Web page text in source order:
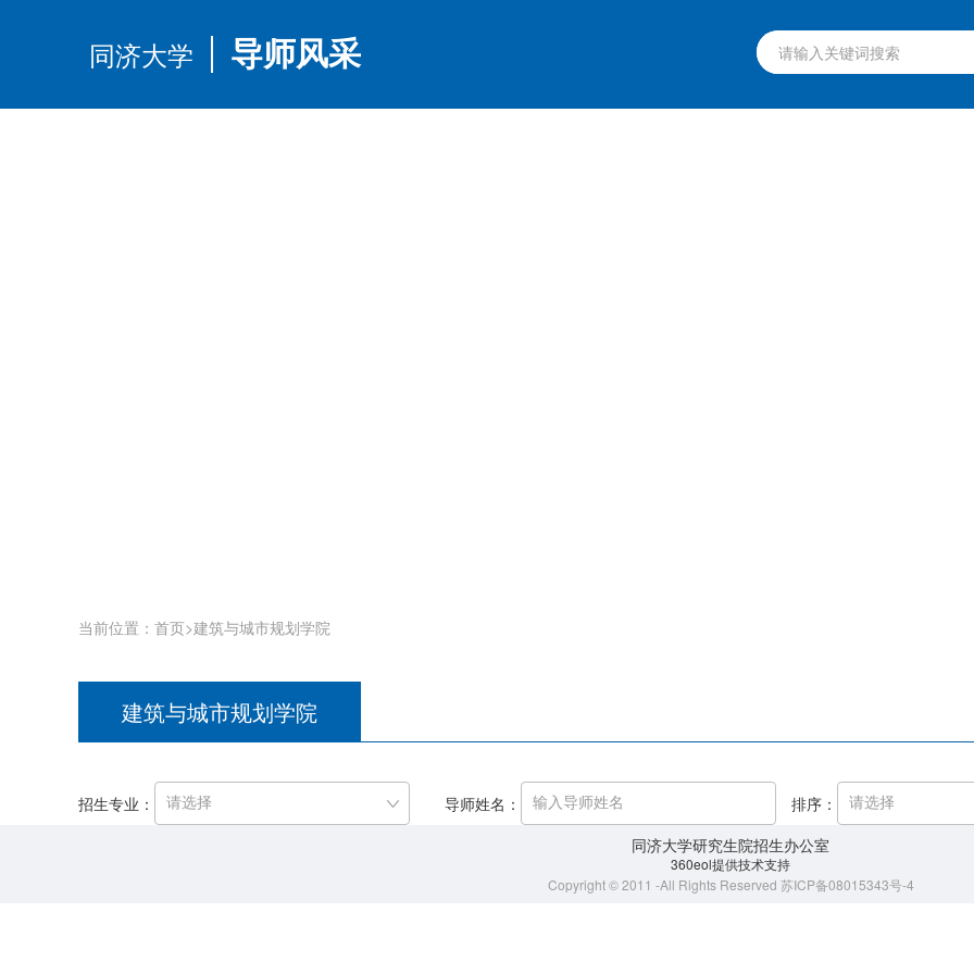
同济大学 导师风采
当前位置： 首页>建筑与城市规划学院
建筑与城市规划学院
招生专业： 导师姓名：
排序：
同济大学研究生院招生办公室
360eol提供技术支持
Copyright © 2011 -All Rights Reserved 苏ICP备08015343号-4